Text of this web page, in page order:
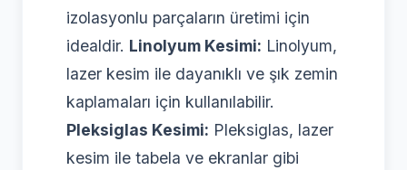
izolasyonlu parçaların üretimi için
idealdir. Linolyum Kesimi: Linolyum,
lazer kesim ile dayanıklı ve şık zemin
kaplamaları için kullanılabilir.
Pleksiglas Kesimi: Pleksiglas, lazer
kesim ile tabela ve ekranlar gibi